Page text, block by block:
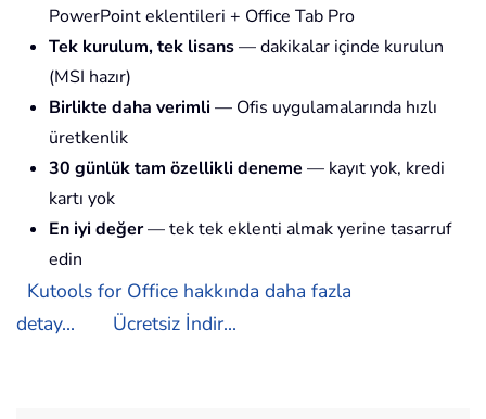
PowerPoint eklentileri + Office Tab Pro
Tek kurulum, tek lisans— dakikalar içinde kurulun
(MSI hazır)
Birlikte daha verimli — Ofis uygulamalarında hızlı
üretkenlik
30 günlük tam özellikli deneme — kayıt yok, kredi
kartı yok
En iyi değer— tek tek eklenti almak yerine tasarruf
edin
Kutools for Office hakkında daha fazla
detay...
Ücretsiz İndir...